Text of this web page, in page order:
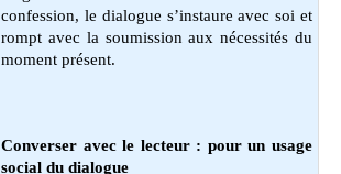
confession, le dialogue s’instaure avec soi et
rompt avec la soumission aux nécessités du
moment présent.
Converser avec le lecteur : pour un usage
social du dialogue